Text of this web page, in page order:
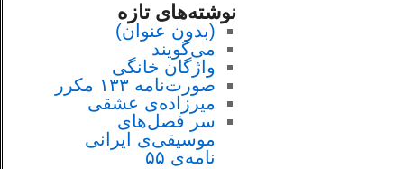
نوشته‌های تازه
(بدون عنوان)
می‌گویند
واژگان خانگی
صورت‌نامه ۱۳۳ مکرر
میرزاده‌ی عشقی
سر فصل‌هاى
موسيقى‌ی ايرانى
نامه‌ی ۵۵